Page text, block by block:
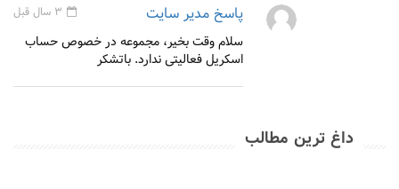
پاسخ مدیر سایت 3 سال قبل
سلام وقت بخیر، مجموعه در خصوص حساب
اسکریل فعالیتی ندارد. باتشکر
داغ ترین مطالب